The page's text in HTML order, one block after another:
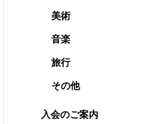
美術
音楽
旅行
その他
入会のご案内